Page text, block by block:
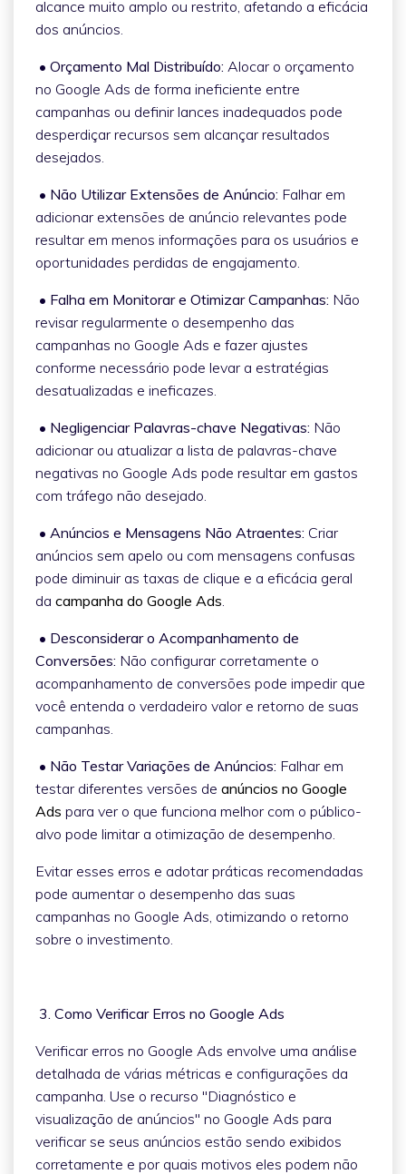
alcance muito amplo ou restrito, afetando a eficácia
dos anúncios.
• Orçamento Mal Distribuído: Alocar o orçamento
no Google Ads de forma ineficiente entre
campanhas ou definir lances inadequados pode
desperdiçar recursos sem alcançar resultados
desejados.
• Não Utilizar Extensões de Anúncio: Falhar em
adicionar extensões de anúncio relevantes pode
resultar em menos informações para os usuários e
oportunidades perdidas de engajamento.
• Falha em Monitorar e Otimizar Campanhas: Não
revisar regularmente o desempenho das
campanhas no Google Ads e fazer ajustes
conforme necessário pode levar a estratégias
desatualizadas e ineficazes.
• Negligenciar Palavras-chave Negativas: Não
adicionar ou atualizar a lista de palavras-chave
negativas no Google Ads pode resultar em gastos
com tráfego não desejado.
• Anúncios e Mensagens Não Atraentes: Criar
anúncios sem apelo ou com mensagens confusas
pode diminuir as taxas de clique e a eficácia geral
da campanha do Google Ads
• Desconsiderar o Acompanhamento de
Conversões: Não configurar corretamente o
acompanhamento de conversões pode impedir que
você entenda o verdadeiro valor e retorno de suas
campanhas.
• Não Testar Variações de Anúncios: Falhar em
testar diferentes versões de anúncios no Google
Ads para ver o que funciona melhor com o público-
alvo pode limitar a otimização de desempenho.
Evitar esses erros e adotar práticas recomendadas
pode aumentar o desempenho das suas
campanhas no Google Ads, otimizando o retorno
sobre o investimento.
3. Como Verificar Erros no Google Ads
Verificar erros no Google Ads envolve uma análise
detalhada de várias métricas e configurações da
campanha. Use o recurso "Diagnóstico e
visualização de anúncios" no Google Ads para
verificar se seus anúncios estão sendo exibidos
corretamente e por quais motivos eles podem não